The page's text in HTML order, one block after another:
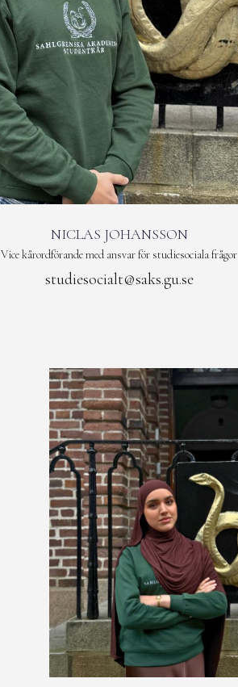
NICLAS JOHANSSON
Vice kårordförande med ansvar för studiesociala frågor
studiesocialt@saks.gu.se